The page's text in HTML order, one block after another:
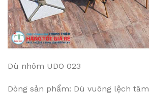
Dù nhôm UDO 023
Dòng sản phẩm: Dù vuông lệch tâm